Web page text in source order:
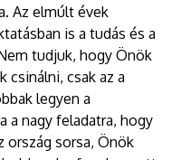
Az elmúlt évek
is a tudás és a
tudjuk, hogy Önök
csinálni, csak az a
legyen a
a nagy feladatra, hogy
ország sorsa, Önök